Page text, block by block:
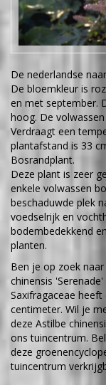
De nederlandse
De bloemkleur is
en met september.
hoog. De
Verdraagt een
plantafstand is 33
Bosrandplant.
Deze plant is zeer
enkele volwassen
beschaduwde plek
voedselrijk en
bodembedekkend
planten.
Ben je op zoek
chinensis
Saxifragaceae
centimeter. Wil je
deze Astilbe
ons tuincentrum.
deze
tuincentrum